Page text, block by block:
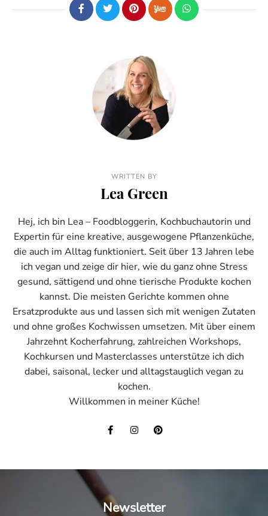
WRITTEN BY
Lea Green
Hej, ich bin Lea – Foodbloggerin, Kochbuchautorin und
Expertin für eine kreative, ausgewogene Pflanzenküche,
die auch im Alltag funktioniert. Seit über 13 Jahren lebe
ich vegan und zeige dir hier, wie du ganz ohne Stress
gesund, sättigend und ohne tierische Produkte kochen
kannst. Die meisten Gerichte kommen ohne
Ersatzprodukte aus und lassen sich mit wenigen Zutaten
und ohne großes Kochwissen umsetzen. Mit über einem
Jahrzehnt Kocherfahrung, zahlreichen Workshops,
Kochkursen und Masterclasses unterstütze ich dich
dabei, saisonal, lecker und alltagstauglich vegan zu
kochen.
Willkommen in meiner Küche!
Newsletter